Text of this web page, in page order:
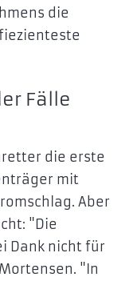
die
Fälle
die erste
mit
Aber
"Die
Dank nicht für
"In